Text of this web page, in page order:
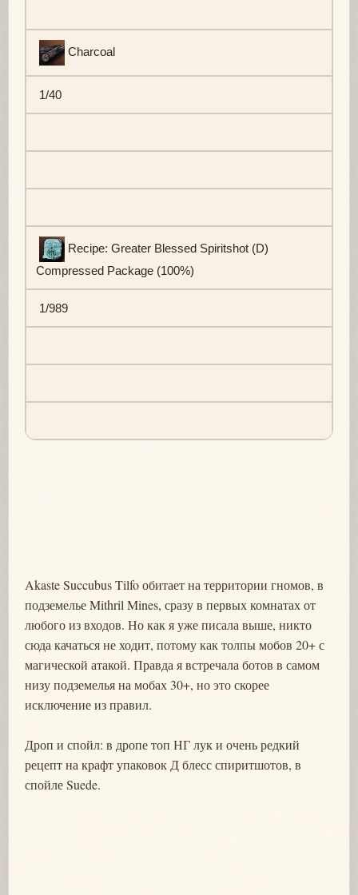
Charcoal
1/40
Recipe: Greater Blessed Spiritshot (D)
Compressed Package (100%)
1/989
Akaste Succubus Tilfo обитает на территории гномов, в
подземелье Mithril Mines, сразу в первых комнатах от
любого из входов. Но как я уже писала выше, никто
сюда качаться не ходит, потому как толпы мобов 20+ с
магической атакой. Правда я встречала ботов в самом
низу подземелья на мобах 30+, но это скорее
исключение из правил.
Дроп и спойл: в дропе топ НГ лук и очень редкий
рецепт на крафт упаковок Д блесс спиритшотов, в
спойле Suede.